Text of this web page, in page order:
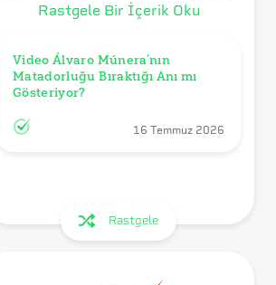
Rastgele Bir İçerik Oku
Video Álvaro Múnera’nın
Matadorluğu Bıraktığı Anı mı
Gösteriyor?
16 Temmuz 2026
Rastgele